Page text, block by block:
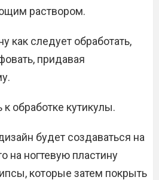
раствором.
как следует обработать,
придавая
к обработке кутикулы.
будет создаваться на
на ногтевую пластину
которые затем покрыть